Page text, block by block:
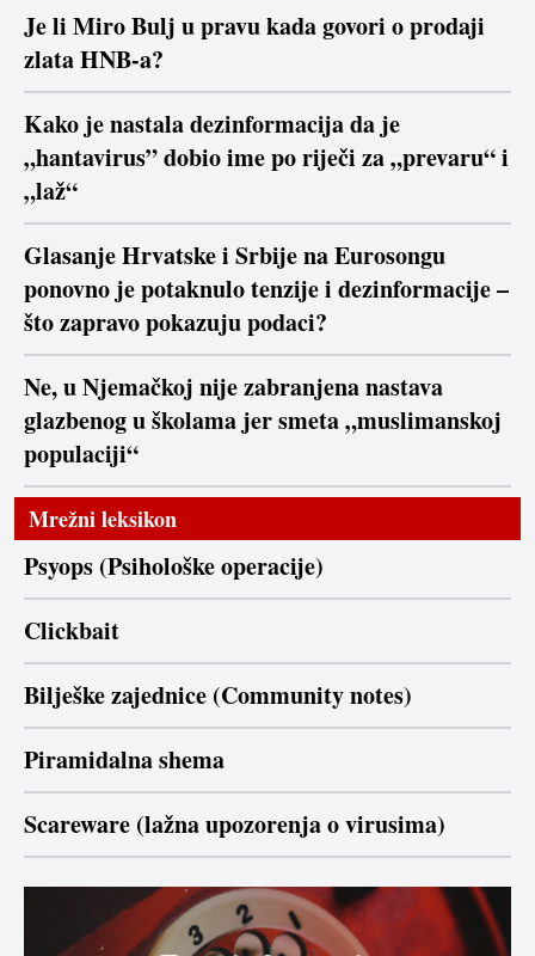
Je li Miro Bulj u pravu kada govori o prodaji
zlata HNB-a?
Kako je nastala dezinformacija da je
„hantavirus” dobio ime po riječi za „prevaru“ i
„laž“
Glasanje Hrvatske i Srbije na Eurosongu
ponovno je potaknulo tenzije i dezinformacije –
što zapravo pokazuju podaci?
Ne, u Njemačkoj nije zabranjena nastava
glazbenog u školama jer smeta „muslimanskoj
populaciji“
Mrežni leksikon
Psyops (Psihološke operacije)
Clickbait
Bilješke zajednice (Community notes)
Piramidalna shema
Scareware (lažna upozorenja o virusima)